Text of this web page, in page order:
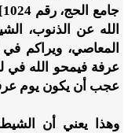
الله عن الذنوب،
المعاصي، ويراكم
عرفة فيمحو الله في
عجب أن يكون يوم
وهذا يعني أن